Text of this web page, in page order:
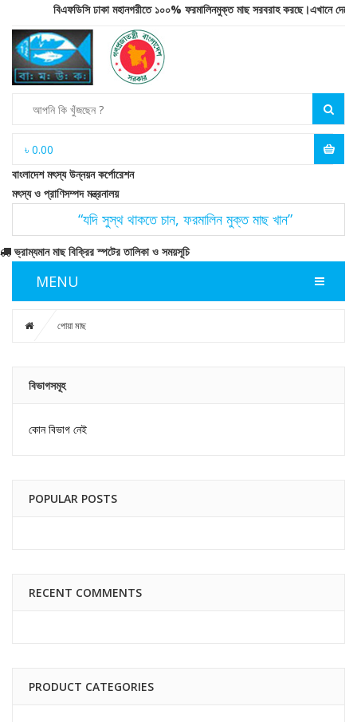
বিএফডিসি ঢাকা মহানগরীতে ১০০% ফরমালিনমুক্ত মাছ সরবরাহ করছে।এখানে
৳ 0.00
বাংলাদেশ মৎস্য উন্নয়ন কর্পোরেশন
মৎস্য ও প্রাণিসম্পদ মন্ত্রনালয়
“যদি সুস্থ থাকতে চান, ফরমালিন মুক্ত মাছ খান”
ভ্রাম্যমান মাছ বিক্রির স্পটের তালিকা ও সময়সূচি
MENU
পোয়া মাছ
বিভাগসমূহ
কোন বিভাগ নেই
POPULAR POSTS
RECENT COMMENTS
PRODUCT CATEGORIES